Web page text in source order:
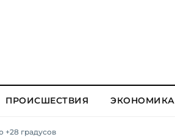
ПРОИСШЕСТВИЯ ЭКОНОМИКА
+28 градусов